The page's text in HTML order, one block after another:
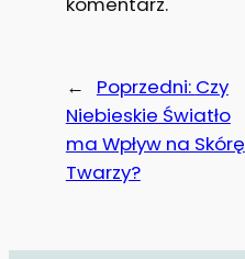
← Poprzedni: Czy
Niebieskie Światło
ma Wpływ na Skórę
Twarzy?